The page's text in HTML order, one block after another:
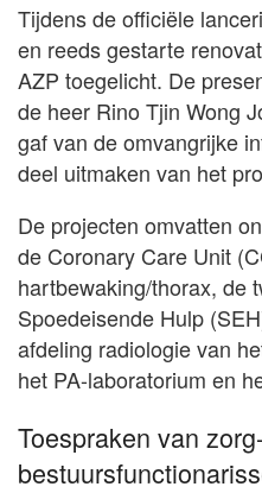
Tijdens de officiële
en reeds gestarte
AZP toegelicht. De
de heer Rino Tjin Wong
gaf van de omvangrijke
deel uitmaken van het
De projecten omvatten
de Coronary Care Unit
hartbewaking/thorax, de
Spoedeisende Hulp
afdeling radiologie van
het PA-laboratorium en
Toespraken van